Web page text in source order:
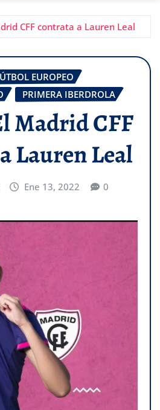
CFF contrata a Lauren Leal
EUROPEO
PRIMERA IBERDROLA
Madrid CFF
Lauren Leal
Ene 13, 2022 0